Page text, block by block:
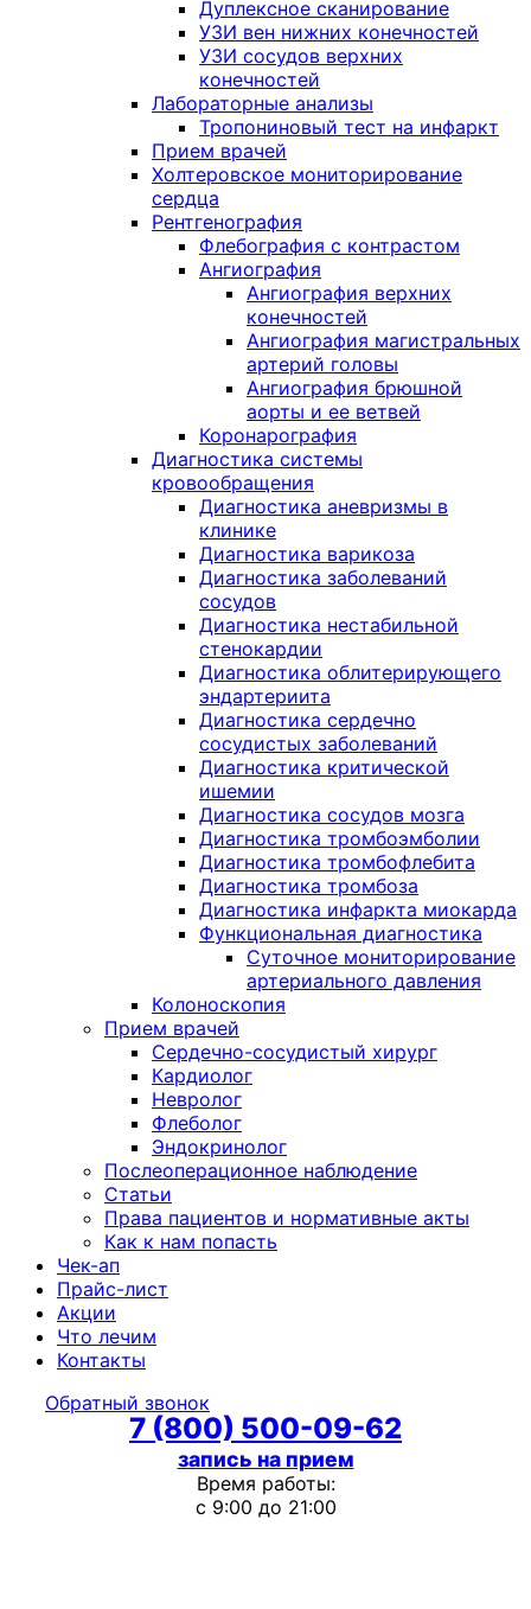
Дуплексное сканирование
УЗИ вен нижних конечностей
УЗИ сосудов верхних
конечностей
Лабораторные анализы
Тропониновый тест на инфаркт
Прием врачей
Холтеровское мониторирование
сердца
Рентгенография
Флебография с контрастом
Ангиография
Ангиография верхних
конечностей
Ангиография магистральных
артерий головы
Ангиография брюшной
аорты и ее ветвей
Коронарография
Диагностика системы
кровообращения
Диагностика аневризмы в
клинике
Диагностика варикоза
Диагностика заболеваний
сосудов
Диагностика нестабильной
стенокардии
Диагностика облитерирующего
эндартериита
Диагностика сердечно
сосудистых заболеваний
Диагностика критической
ишемии
Диагностика сосудов мозга
Диагностика тромбоэмболии
Диагностика тромбофлебита
Диагностика тромбоза
Диагностика инфаркта миокарда
Функциональная диагностика
Суточное мониторирование
артериального давления
Колоноскопия
Прием врачей
Сердечно-сосудистый хирург
Кардиолог
Невролог
Флеболог
Эндокринолог
Послеоперационное наблюдение
Статьи
Права пациентов и нормативные акты
Как к нам попасть
Чек-ап
Прайс-лист
Акции
Что лечим
Контакты
Обратный звонок
7 (800) 500-09-62
запись на прием
Время работы:
с 9:00 до 21:00